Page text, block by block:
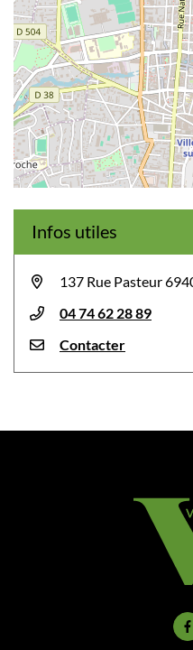
Infos utiles
137 Rue Pasteur
04 74 62 28 89
Contacter